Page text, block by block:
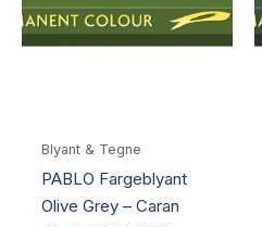
Blyant & Tegne
PABLO Fargeblyant
Olive Grey – Caran